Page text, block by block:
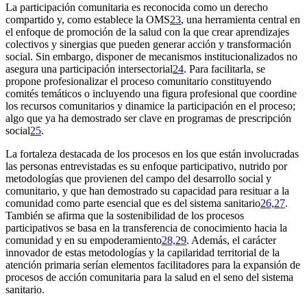
La participación comunitaria es reconocida como un derecho
compartido y, como establece la OMS23, una herramienta central en
el enfoque de promoción de la salud con la que crear aprendizajes
colectivos y sinergias que pueden generar acción y transformación
social. Sin embargo, disponer de mecanismos institucionalizados no
asegura una participación intersectorial24. Para facilitarla, se
propone profesionalizar el proceso comunitario constituyendo
comités temáticos o incluyendo una figura profesional que coordine
los recursos comunitarios y dinamice la participación en el proceso;
algo que ya ha demostrado ser clave en programas de prescripción
social25.
La fortaleza destacada de los procesos en los que están involucradas
las personas entrevistadas es su enfoque participativo, nutrido por
metodologías que provienen del campo del desarrollo social y
comunitario, y que han demostrado su capacidad para resituar a la
comunidad como parte esencial que es del sistema sanitario26,27.
También se afirma que la sostenibilidad de los procesos
participativos se basa en la transferencia de conocimiento hacia la
comunidad y en su empoderamiento28,29. Además, el carácter
innovador de estas metodologías y la capilaridad territorial de la
atención primaria serían elementos facilitadores para la expansión de
procesos de acción comunitaria para la salud en el seno del sistema
sanitario.